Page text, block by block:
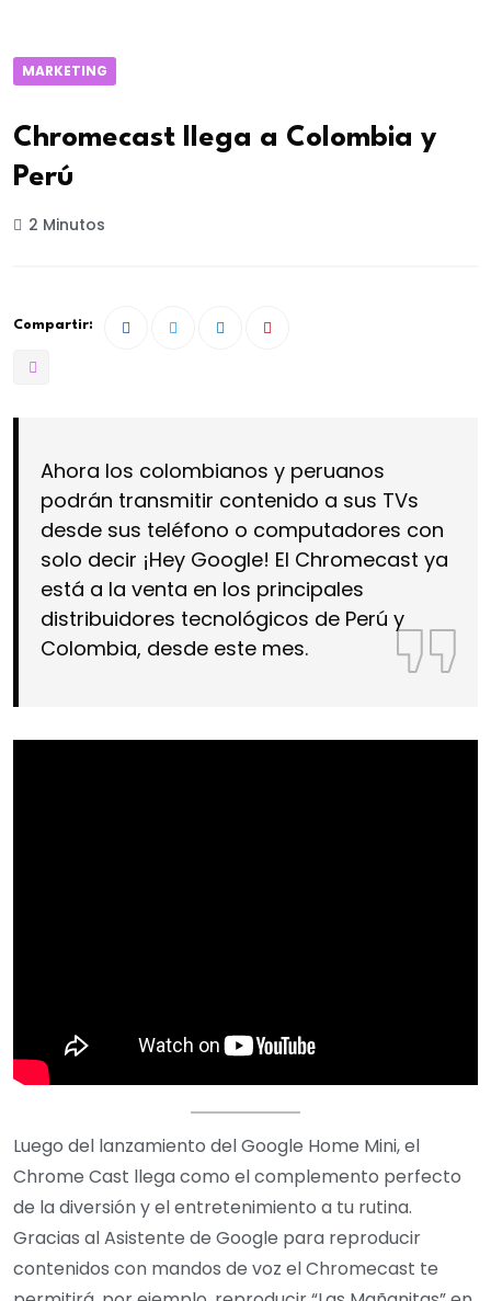
MARKETING
Chromecast llega a Colombia y
Perú
2 Minutos
Compartir:
Ahora los colombianos y peruanos
podrán transmitir contenido a sus TVs
desde sus teléfono o computadores con
solo decir ¡Hey Google! El Chromecast ya
está a la venta en los principales
distribuidores tecnológicos de Perú y
Colombia, desde este mes.
Luego del lanzamiento del Google Home Mini, el
Chrome Cast llega como el complemento perfecto
de la diversión y el entretenimiento a tu rutina.
Gracias al Asistente de Google para reproducir
contenidos con mandos de voz el Chromecast te